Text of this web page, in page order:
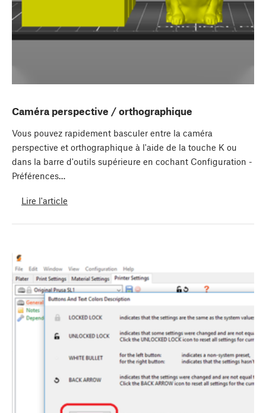
Caméra perspective / orthographique
Vous pouvez rapidement basculer entre la caméra
perspective et orthographique à l'aide de la touche K ou
dans la barre d'outils supérieure en cochant Configuration -
Préférences…
Lire l'article